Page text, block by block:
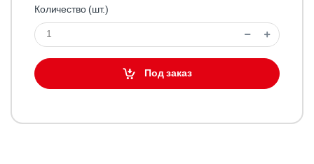
Количество (шт.)
Под заказ